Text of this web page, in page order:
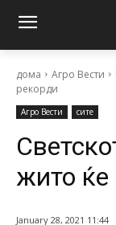
дома Агро Вести
рекорди
Агро Вести сите
жито
January 28, 2021 11:44